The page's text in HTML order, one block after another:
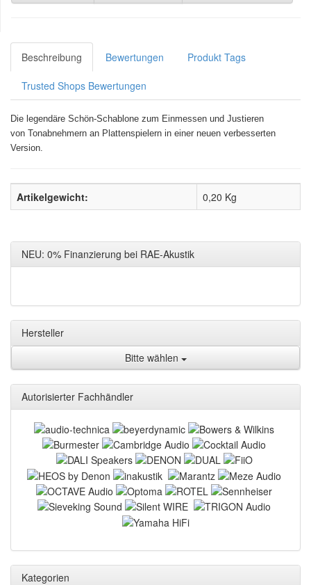
Beschreibung Bewertungen Produkt Tags
Trusted Shops Bewertungen
Die legendäre Schön-Schablone zum Einmessen und Justieren
von Tonabnehmern an Plattenspielern in einer neuen verbesserten
Version.
Artikelgewicht: 0,20 Kg
NEU: 0% Finanzierung bei RAE-Akustik
Hersteller
Bitte wählen
Autorisierter Fachhändler
Kategorien